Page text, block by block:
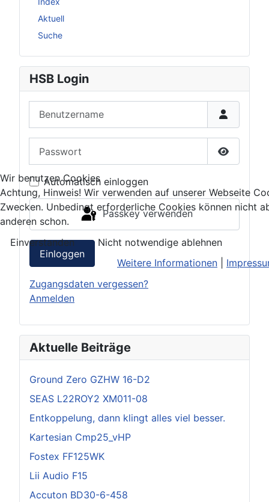
Aktuell
Suche
HSB Login
Passwort
Automatisch einloggen
Passkey verwenden
Einloggen
Zugangsdaten vergessen?
Anmelden
Aktuelle Beiträge
Ground Zero GZHW 16-D2
SEAS L22ROY2 XM011-08
Entkoppelung, dann klingt alles viel besser.
Kartesian Cmp25_vHP
Fostex FF125WK
Lii Audio F15
Accuton BD30-6-458
Wir benutzen Cookies
Achtung, Hinweis! Wir verwenden auf unserer Webseite
Zwecken. Unbedingt erforderliche Cookies können nicht
anderen schon.
Einverstanden
Nicht notwendige ablehnen
Weitere Informationen